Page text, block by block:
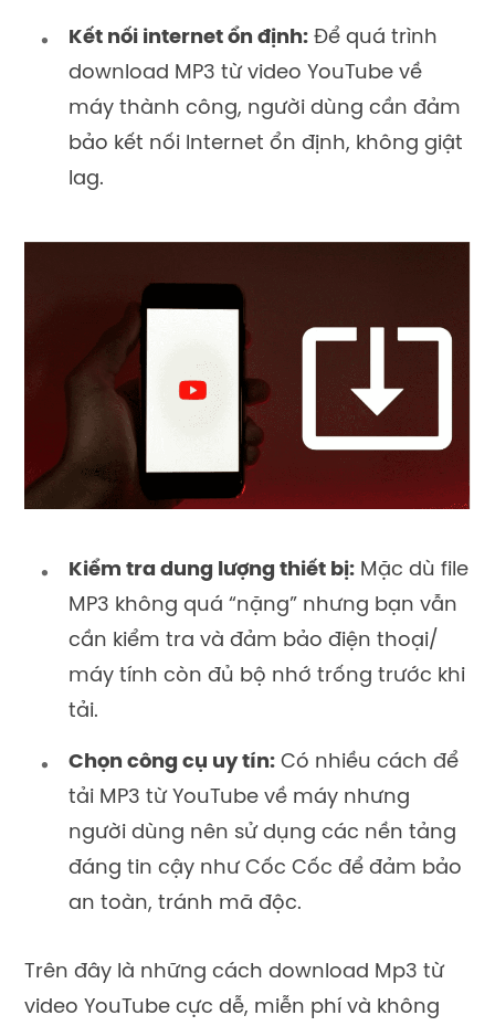
Kết nối internet ổn định: Để quá trình
download MP3 từ video YouTube về
máy thành công, người dùng cần đảm
bảo kết nối Internet ổn định, không giật
lag.
Kiểm tra dung lượng thiết bị: Mặc dù file
MP3 không quá “nặng” nhưng bạn vẫn
cần kiểm tra và đảm bảo điện thoại/
máy tính còn đủ bộ nhớ trống trước khi
tải.
Chọn công cụ uy tín: Có nhiều cách để
tải MP3 từ YouTube về máy nhưng
người dùng nên sử dụng các nền tảng
đáng tin cậy như Cốc Cốc để đảm bảo
an toàn, tránh mã độc.
Trên đây là những cách download Mp3 từ
video YouTube cực dễ, miễn phí và không